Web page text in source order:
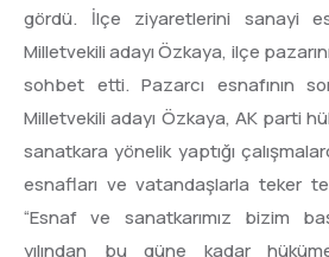
gördü. İlçe ziyaretlerini sanayi
Milletvekili adayı Özkaya, ilçe
sohbet etti. Pazarcı esnafının
Milletvekili adayı Özkaya, AK parti
sanatkara yönelik yaptığı
esnafları ve vatandaşlarla teker
“Esnaf ve sanatkarımız bizim
yılından bu güne kadar